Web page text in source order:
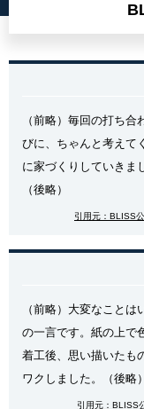
（前略）毎回の打ち
びに、ちゃんと考えて
に家づくりしていきま
（後略）
引用元：BLISS
（前略）大変なことは
の一言です。紙の上で
着工後、思い描いたも
ワクしました。（後略）
引用元：BLISS